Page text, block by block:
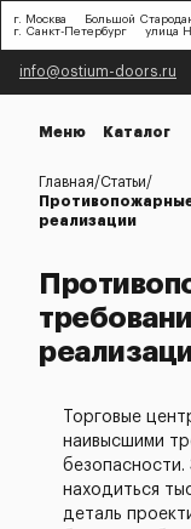
г. Москва
Большой
г. Санкт-Петербург
улица
info@ostium-doors.ru
Меню Каталог
Главная Статьи
реализации
Торговые
наивысшими
находиться
деталь